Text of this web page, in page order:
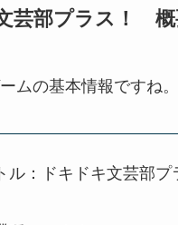
芸部プラス！
ムの基本情報ですね。
ル：ドキドキ文芸部プ